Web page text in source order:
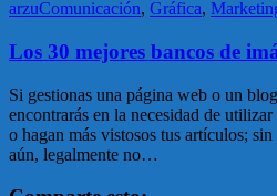
arzuComunicación, Gráfica,
Los 30 mejores bancos de
Si gestionas una página web o un
encontrarás en la necesidad de
o hagan más vistosos tus artículos;
aún, legalmente no…